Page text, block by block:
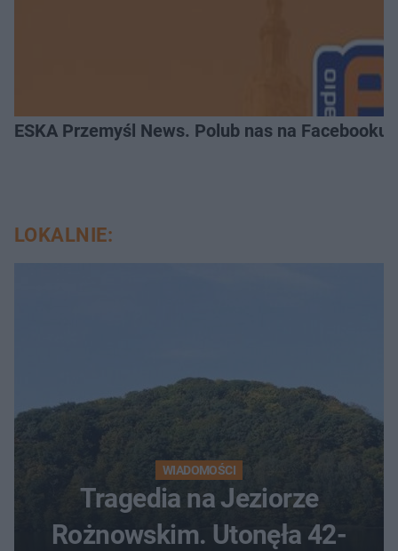
ESKA Przemyśl News. Polub nas na Facebooku!
LOKALNIE:
WIADOMOŚCI
Tragedia na Jeziorze
Rożnowskim. Utonęła 42-